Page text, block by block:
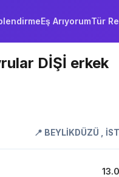
Eş ArıyorumTür
DİŞİ erkek
📍 BEYLİKDÜZÜ